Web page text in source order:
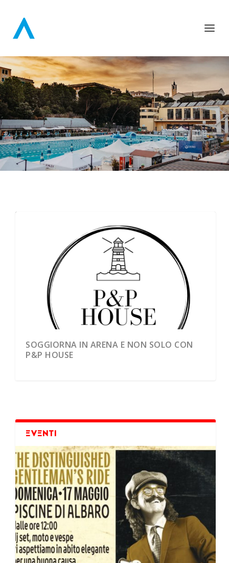
97ª ADUNATA NAZIONALE DEGLI ALPINI:
ARENA ALBARO ACCOGLIE GLI ALPINI A
SOGGIORNA IN ARENA E NON SOLO CON
P&P HOUSE
UN’ESPERIENZA GASTRONOMICA UNICA
ALL’ARENA ALBARO VILLAGE
RIVIVI INSIEME A NOI SPORT SENZA
FRONTIERE
EVENTI